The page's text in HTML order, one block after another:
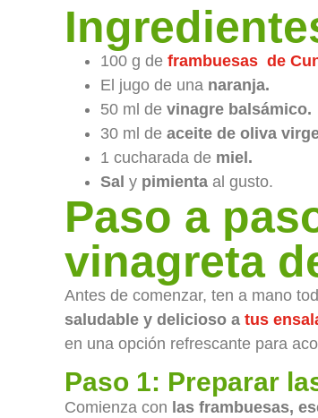
100 g de frambuesas de
El jugo de una naranja.
50 ml de vinagre balsámico.
30 ml de aceite de oliva
1 cucharada de miel.
Sal y pimienta al gusto.
Paso a
vinagreta
Antes de comenzar, ten a mano
saludable y delicioso a tus
en una opción refrescante para
Paso 1: Preparar
Comienza con las frambuesas,